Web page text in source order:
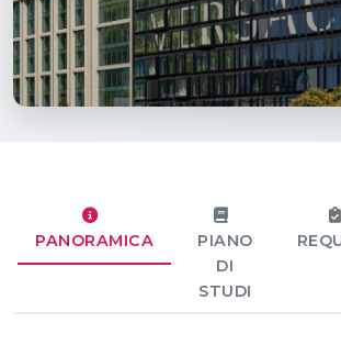
PANORAMICA
PIANO
DI
STUDI